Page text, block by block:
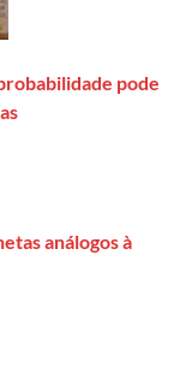
pode
análogos à